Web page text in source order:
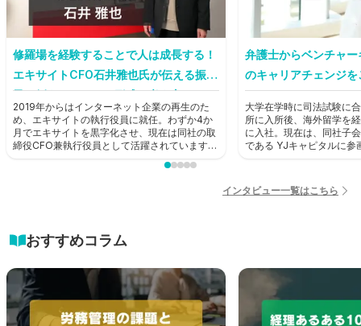
修羅場を経験することで人は成長する！
エキサイトCFO石井雅也氏が伝える振り
子に例えたキャリア形成の考え方とは？
【前編】
2019年からはインターネット企業の再生のた
め、エキサイトの執行役員に就任。わずか4か
月でエキサイトを黒字化させ、現在は同社の取
締役CFO兼執行役員として活躍されています。
弁護士からベンチャ
のキャリアチェンジを
大学在学時に司法試験に
所に入所後、海外留学を
に入社。現在は、同社子
である YJキャピタルに参
インタビュー一覧はこちら
おすすめコラム